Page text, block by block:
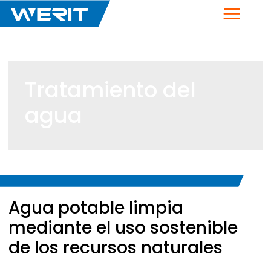
Menú
Breadcrumb
Agua potable limpia
mediante el uso sostenible
de los recursos naturales